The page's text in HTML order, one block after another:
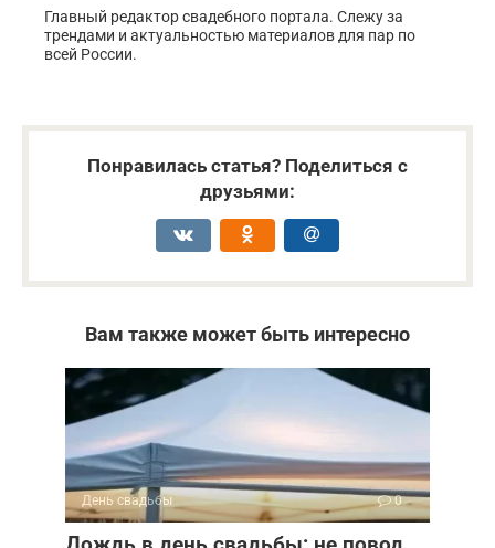
Главный редактор свадебного портала. Слежу за
трендами и актуальностью материалов для пар по
всей России.
Понравилась статья? Поделиться с
друзьями:
Вам также может быть интересно
День свадьбы 0